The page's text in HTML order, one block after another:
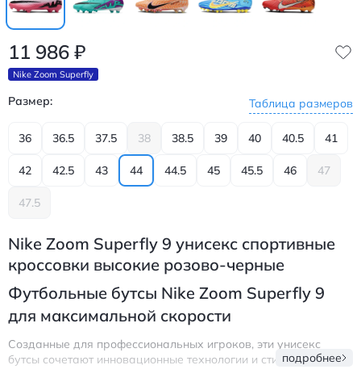
11 986 ₽
Nike Zoom Superfly
Размер: Таблица размеров
36 36.5 37.5 38 38.5 39 40 40.5 41
42 42.5 43 44 44.5 45 45.5 46 47
47.5
Nike Zoom Superfly 9 унисекс спортивные
кроссовки высокие розово-черные
Футбольные бутсы Nike Zoom Superfly 9
для максимальной скорости
Созданные для профессиональных игроков, эти унисекс
бутсы сочетают инновационные технологии и стильныйподробнее